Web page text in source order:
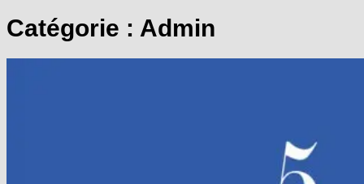
Catégorie : Admin